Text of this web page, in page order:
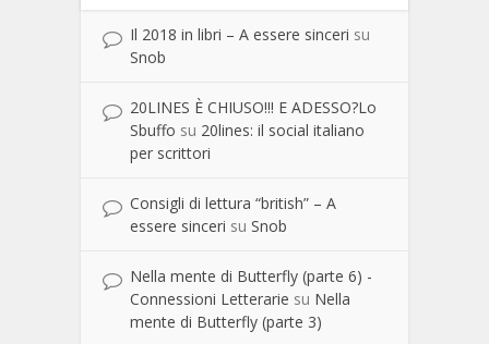
Il 2018 in libri – A essere sinceri su
Snob
20LINES È CHIUSO!!! E ADESSO?Lo
Sbuffo su 20lines: il social italiano
per scrittori
Consigli di lettura “british” – A
essere sinceri su Snob
Nella mente di Butterfly (parte 6) -
Connessioni Letterarie su Nella
mente di Butterfly (parte 3)